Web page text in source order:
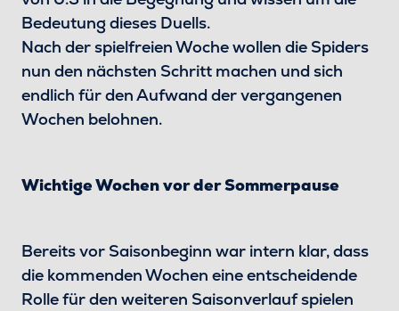
Bedeutung dieses Duells.
Nach der spielfreien Woche wollen die Spiders
nun den nächsten Schritt machen und sich
endlich für den Aufwand der vergangenen
Wochen belohnen.
Wichtige Wochen vor der Sommerpause
Bereits vor Saisonbeginn war intern klar, dass
die kommenden Wochen eine entscheidende
Rolle für den weiteren Saisonverlauf spielen